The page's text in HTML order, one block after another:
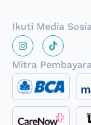
Ikuti Media
Mitra